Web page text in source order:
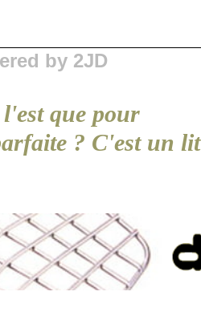
by 2JD
que pour
? C'est un lit